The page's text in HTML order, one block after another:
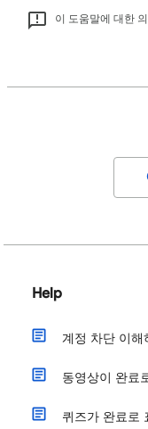
이 도움말에 대한
Help
계정 차단 이해
동영상이 완료
퀴즈가 완료로